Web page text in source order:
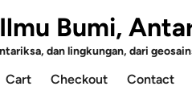
Bumi,
dan lingkungan, dari
Cart Checkout Contact